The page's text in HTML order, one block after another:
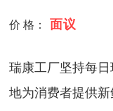
价 格： 面议
瑞康工厂坚持每
地为消费者提供新